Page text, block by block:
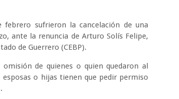
sufrieron la cancelación de una
ante la renuncia de Arturo Solís Felipe,
de Guerrero (CEBP).
de quienes o quien quedaron al
o hijas tienen que pedir permiso